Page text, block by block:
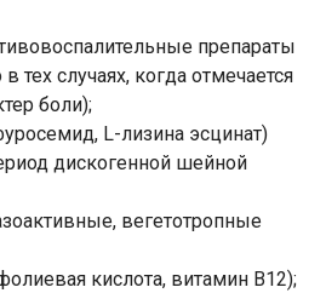
препараты
тех случаях, когда отмечается
боли);
L-лизина эсцинат)
дискогенной шейной
вегетотропные
кислота, витамин В12);